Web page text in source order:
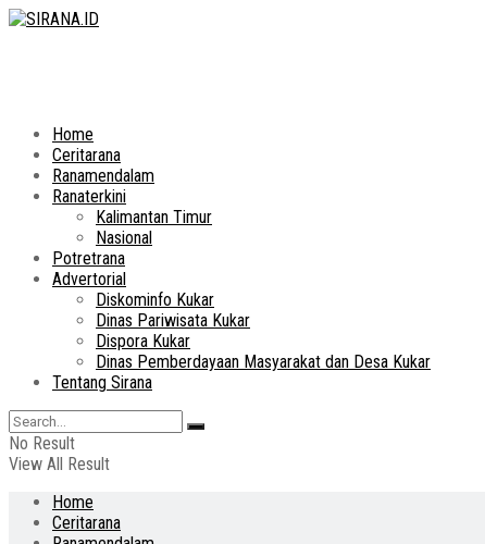
Home
Ceritarana
Ranamendalam
Ranaterkini
Kalimantan Timur
Nasional
Potretrana
Advertorial
Diskominfo Kukar
Dinas Pariwisata Kukar
Dispora Kukar
Dinas Pemberdayaan Masyarakat dan Desa Kukar
Tentang Sirana
No Result
View All Result
Home
Ceritarana